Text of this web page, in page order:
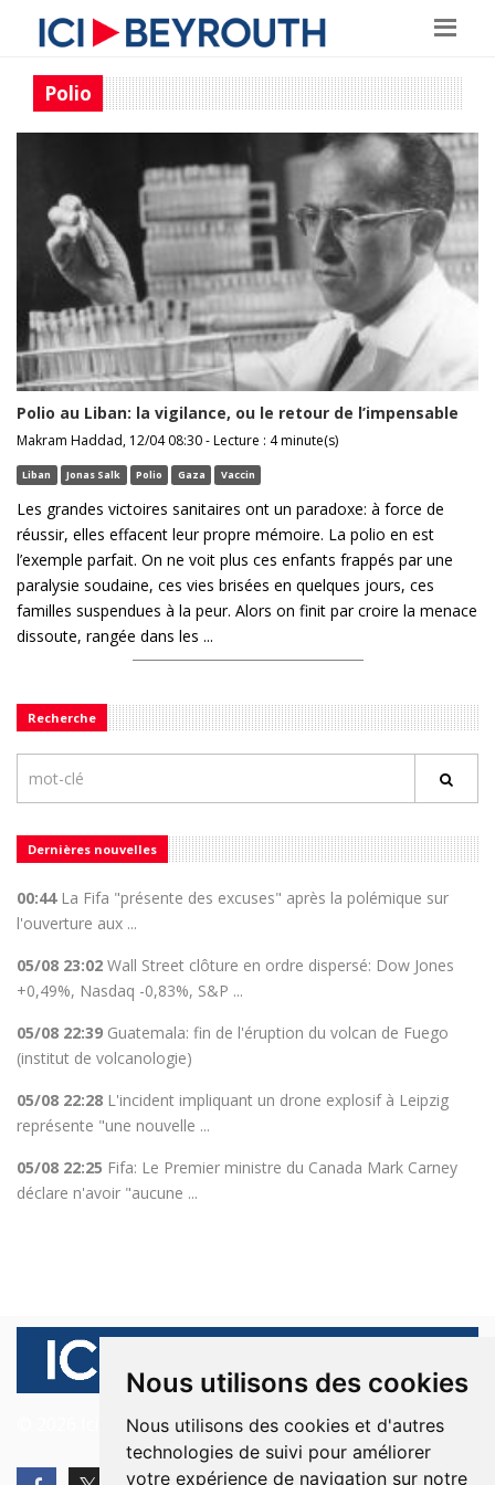
Nous utilisons des cookies
Nous utilisons des cookies et d'autres
technologies de suivi pour améliorer
votre expérience de navigation sur notre
Polio
Polio au Liban: la vigilance, ou le retour de l’impensable
Makram Haddad, 12/04 08:30 - Lecture : 4 minute(s)
Liban Jonas Salk Polio Gaza Vaccin
Les grandes victoires sanitaires ont un paradoxe: à force de
réussir, elles effacent leur propre mémoire. La polio en est
l’exemple parfait. On ne voit plus ces enfants frappés par une
paralysie soudaine, ces vies brisées en quelques jours, ces
familles suspendues à la peur. Alors on finit par croire la menace
dissoute, rangée dans les ...
Recherche
Dernières nouvelles
00:44 La Fifa "présente des excuses" après la polémique sur
l'ouverture aux ...
05/08 23:02 Wall Street clôture en ordre dispersé: Dow Jones
+0,49%, Nasdaq -0,83%, S&P ...
05/08 22:39 Guatemala: fin de l'éruption du volcan de Fuego
(institut de volcanologie)
05/08 22:28 L'incident impliquant un drone explosif à Leipzig
représente "une nouvelle ...
05/08 22:25 Fifa: Le Premier ministre du Canada Mark Carney
déclare n'avoir "aucune ...
© 2026 Ici Beyrouth. Tous les droits sont réservés.